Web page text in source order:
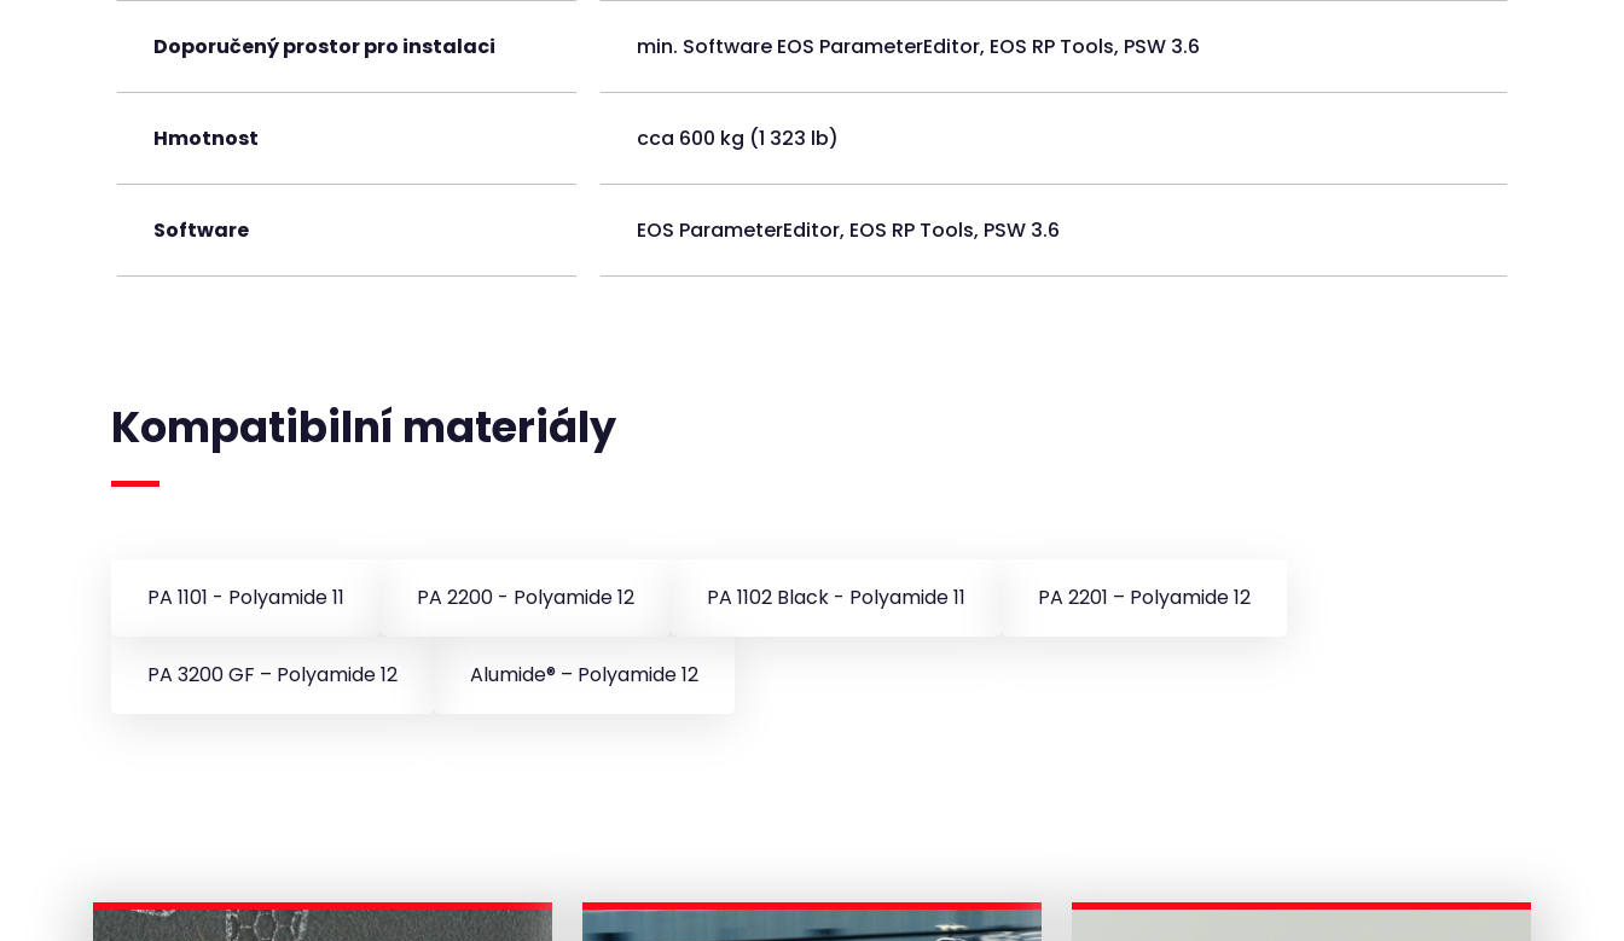
Doporučený prostor pro instalaci min. Software EOS ParameterEditor, EOS RP Tools, PSW 3.6
Hmotnost cca 600 kg (1 323 lb)
Software EOS ParameterEditor, EOS RP Tools, PSW 3.6
Kompatibilní materiály
PA 1101 - Polyamide 11 PA 2200 - Polyamide 12 PA 1102 Black - Polyamide 11 PA 2201 – Polyamide 12
PA 3200 GF – Polyamide 12 Alumide® – Polyamide 12